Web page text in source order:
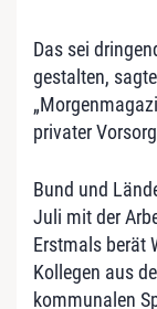
Das sei
gestalten,
privater
Bund und
Juli mit der
Erstmals berät
Kollegen aus
kommunalen